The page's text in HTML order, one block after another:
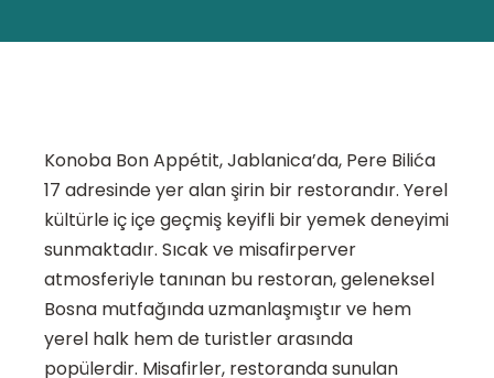
Konoba Bon Appétit, Jablanica’da, Pere Bilića
17 adresinde yer alan şirin bir restorandır. Yerel
kültürle iç içe geçmiş keyifli bir yemek deneyimi
sunmaktadır. Sıcak ve misafirperver
atmosferiyle tanınan bu restoran, geleneksel
Bosna mutfağında uzmanlaşmıştır ve hem
yerel halk hem de turistler arasında
popülerdir. Misafirler, restoranda sunulan